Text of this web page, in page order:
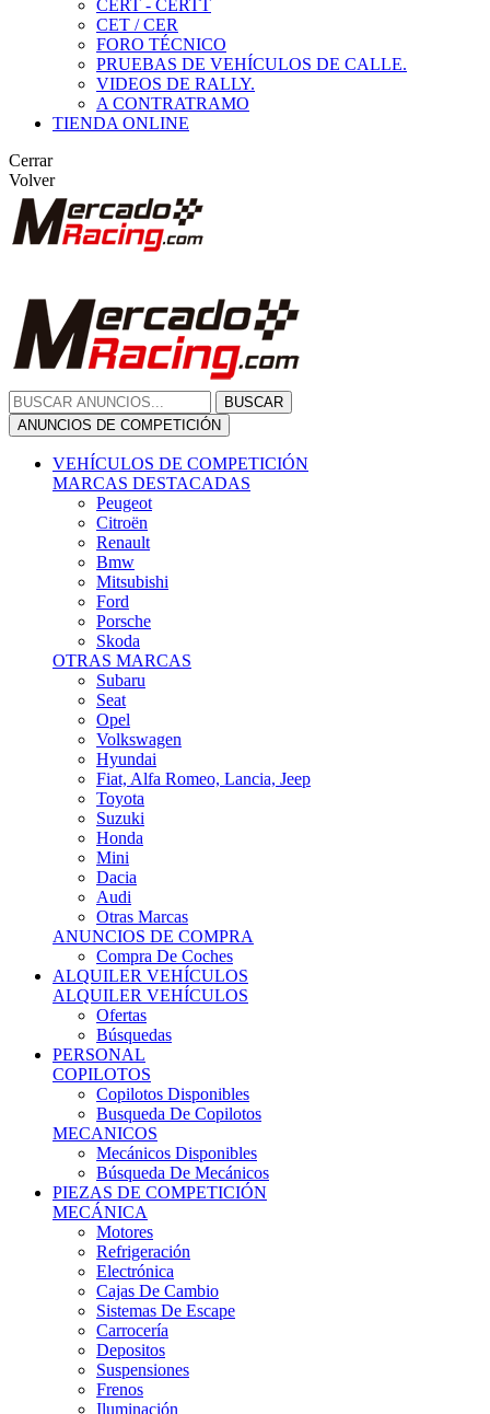
CERT - CERTT
CET / CER
FORO TÉCNICO
PRUEBAS DE VEHÍCULOS DE CALLE.
VIDEOS DE RALLY.
A CONTRATRAMO
TIENDA ONLINE
Cerrar
Volver
BUSCAR
ANUNCIOS DE COMPETICIÓN
VEHÍCULOS DE COMPETICIÓN
MARCAS DESTACADAS
Peugeot
Citroën
Renault
Bmw
Mitsubishi
Ford
Porsche
Skoda
OTRAS MARCAS
Subaru
Seat
Opel
Volkswagen
Hyundai
Fiat, Alfa Romeo, Lancia, Jeep
Toyota
Suzuki
Honda
Mini
Dacia
Audi
Otras Marcas
ANUNCIOS DE COMPRA
Compra De Coches
ALQUILER VEHÍCULOS
ALQUILER VEHÍCULOS
Ofertas
Búsquedas
PERSONAL
COPILOTOS
Copilotos Disponibles
Busqueda De Copilotos
MECANICOS
Mecánicos Disponibles
Búsqueda De Mecánicos
PIEZAS DE COMPETICIÓN
MECÁNICA
Motores
Refrigeración
Electrónica
Cajas De Cambio
Sistemas De Escape
Carrocería
Depositos
Suspensiones
Frenos
Iluminación
Llantas